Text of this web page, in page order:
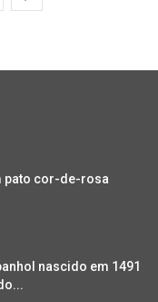
pato cor-de-rosa
nascido em 1491